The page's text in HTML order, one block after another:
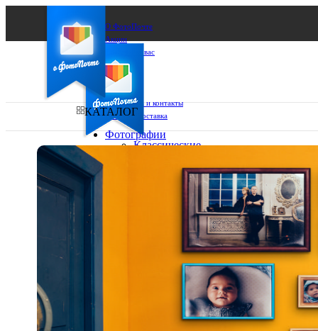
О ФотоПочте
Акции
Сделаем за вас
Бизнесу
FAQ
Франшиза
Поддержка и контакты
Оплата и доставка
Ваш город:
Выберите из списка:
КАТАЛОГ
Фотографии
Классические
10х10
10х15
13х18
15х15
20х20
20х30
30х30
30х40